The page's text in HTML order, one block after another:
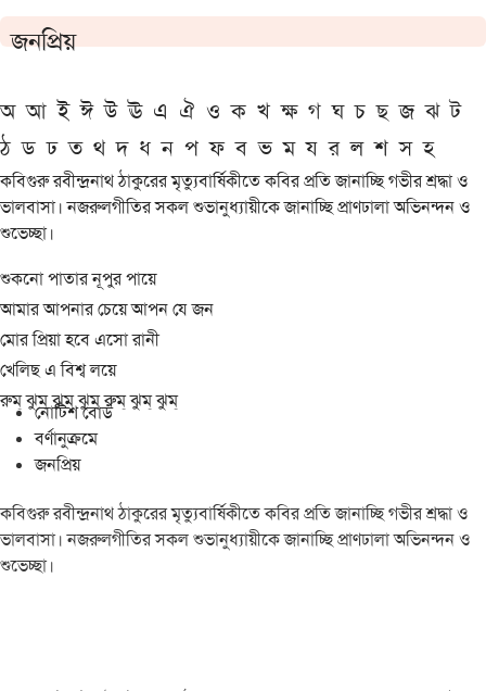
জনপ্রিয়
অ আ ই ঈ উ ঊ এ ঐ ও ক খ ক্ষ গ ঘ চ ছ জ ঝ ট
ঠ ড ঢ ত থ দ ধ ন প ফ ব ভ ম য র ল শ স হ
কবিগুরু রবীন্দ্রনাথ ঠাকুরের মৃত্যুবার্ষিকীতে কবির প্রতি জানাচ্ছি গভীর শ্রদ্ধা ও
ভালবাসা। নজরুলগীতির সকল শুভানুধ্যায়ীকে জানাচ্ছি প্রাণঢালা অভিনন্দন ও
শুভেচ্ছা।
শুকনো পাতার নূপুর পায়ে
আমার আপনার চেয়ে আপন যে জন
মোর প্রিয়া হবে এসো রানী
খেলিছ এ বিশ্ব লয়ে
রুম্ ঝুম্ ঝুম্ ঝুম্ রুম্ ঝুম্ ঝুম্
নোটিশ বোর্ড
বর্ণানুক্রমে
জনপ্রিয়
কবিগুরু রবীন্দ্রনাথ ঠাকুরের মৃত্যুবার্ষিকীতে কবির প্রতি জানাচ্ছি গভীর শ্রদ্ধা ও
ভালবাসা। নজরুলগীতির সকল শুভানুধ্যায়ীকে জানাচ্ছি প্রাণঢালা অভিনন্দন ও
শুভেচ্ছা।